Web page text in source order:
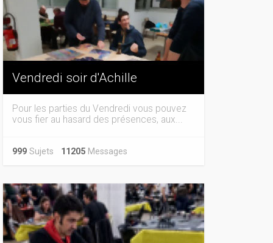
Vendredi soir d'Achille
Pour les parties du Vendredi vous pouvez
vous fier au hasard des présences, aux...
999 Sujets 11205 Messages